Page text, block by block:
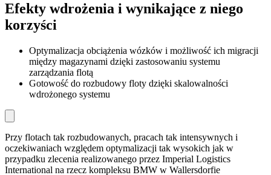
Efekty wdrożenia i wynikające z niego
korzyści
Optymalizacja obciążenia wózków i możliwość ich migracji
między magazynami dzięki zastosowaniu systemu
zarządzania flotą
Gotowość do rozbudowy floty dzięki skalowalności
wdrożonego systemu
Przy flotach tak rozbudowanych, pracach tak intensywnych i
oczekiwaniach względem optymalizacji tak wysokich jak w
przypadku zlecenia realizowanego przez Imperial Logistics
International na rzecz kompleksu BMW w Wallersdorfie